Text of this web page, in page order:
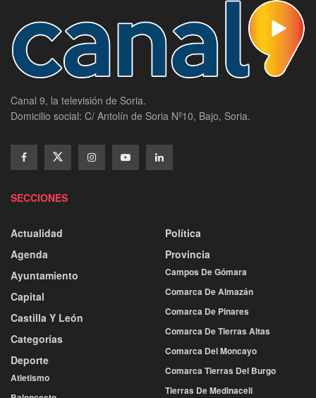
Canal 9, la televisión de Soria.
Domicilio social: C/ Antolín de Soria Nº10, Bajo, Soria.
SECCIONES
Actualidad
Agenda
Ayuntamiento
Capital
Castilla Y León
Categorías
Deporte
Atletismo
Política
Provincia
Campos De Gómara
Comarca De Almazán
Comarca De Pinares
Comarca De Tierras Altas
Comarca Del Moncayo
Comarca Tierras Del Burgo
Tierras De Medinaceli